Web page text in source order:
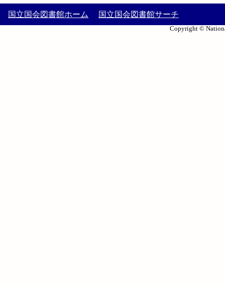
国立国会図書館ホーム 国立国会図書館サーチ
Copyright ©